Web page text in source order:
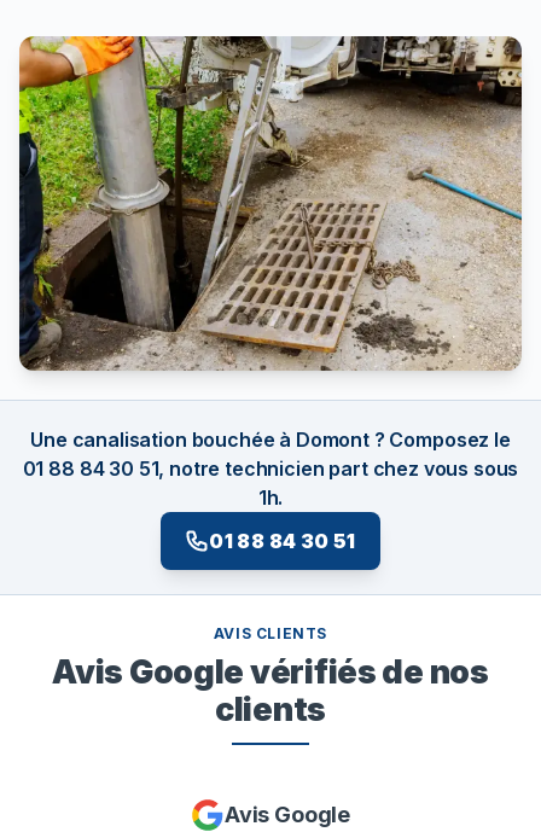
Une canalisation bouchée à Domont ? Composez le
01 88 84 30 51, notre technicien part chez vous sous
1h.
01 88 84 30 51
AVIS CLIENTS
Avis Google vérifiés de nos
clients
Avis Google